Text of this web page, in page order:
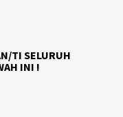
TI SELURUH
INI !